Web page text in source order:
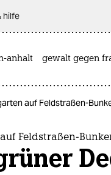
hilfe
anhalt gewalt gegen
auf Feldstraßen-
Feldstraßen-